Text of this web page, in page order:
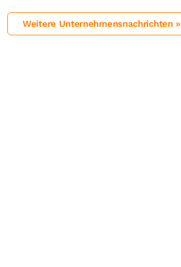
Weitere Unternehmensnachrichten »